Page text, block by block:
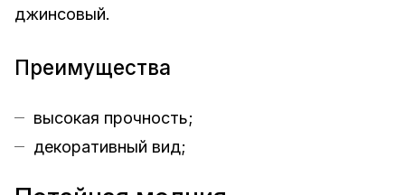
джинсовый.
Преимущества
высокая прочность;
декоративный вид;